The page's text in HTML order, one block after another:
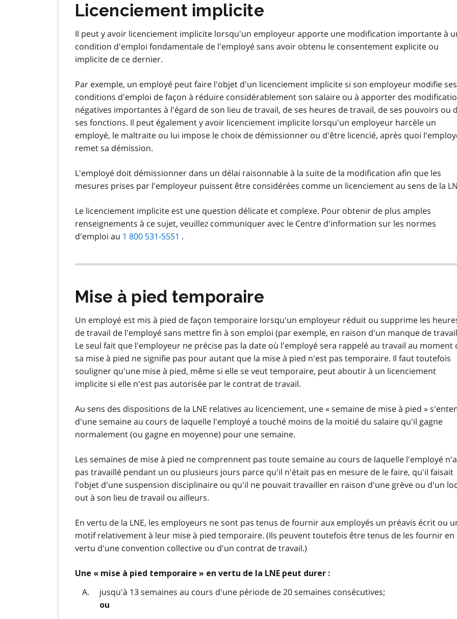
Licenciement implicite
Il peut y avoir licenciement implicite lorsqu'un employeur apporte une modification importante à
condition d'emploi fondamentale de l'employé sans avoir obtenu le consentement explicite ou
implicite de ce dernier.
Par exemple, un employé peut faire l'objet d'un licenciement implicite si son employeur modifie ses
conditions d'emploi de façon à réduire considérablement son salaire ou à apporter des
négatives importantes à l'égard de son lieu de travail, de ses heures de travail, de ses pouvoirs ou
ses fonctions. Il peut également y avoir licenciement implicite lorsqu'un employeur harcèle un
employé, le maltraite ou lui impose le choix de démissionner ou d'être licencié, après quoi
remet sa démission.
L'employé doit démissionner dans un délai raisonnable à la suite de la modification afin que les
mesures prises par l'employeur puissent être considérées comme un licenciement au sens de la
Le licenciement implicite est une question délicate et complexe. Pour obtenir de plus amples
renseignements à ce sujet, veuillez communiquer avec le Centre d'information sur les normes
d'emploi au 1 800 531-5551 .
Mise à pied temporaire
Un employé est mis à pied de façon temporaire lorsqu'un employeur réduit ou supprime les
de travail de l'employé sans mettre fin à son emploi (par exemple, en raison d'un manque de
Le seul fait que l'employeur ne précise pas la date où l'employé sera rappelé au travail au moment
sa mise à pied ne signifie pas pour autant que la mise à pied n'est pas temporaire. Il faut toutefois
souligner qu'une mise à pied, même si elle se veut temporaire, peut aboutir à un licenciement
implicite si elle n'est pas autorisée par le contrat de travail.
Au sens des dispositions de la LNE relatives au licenciement, une « semaine de mise à pied »
d'une semaine au cours de laquelle l'employé a touché moins de la moitié du salaire qu'il gagne
normalement (ou gagne en moyenne) pour une semaine.
Les semaines de mise à pied ne comprennent pas toute semaine au cours de laquelle l'employé n'a
pas travaillé pendant un ou plusieurs jours parce qu'il n'était pas en mesure de le faire, qu'il faisait
l'objet d'une suspension disciplinaire ou qu'il ne pouvait travailler en raison d'une grève ou d'un
out à son lieu de travail ou ailleurs.
En vertu de la LNE, les employeurs ne sont pas tenus de fournir aux employés un préavis écrit ou
motif relativement à leur mise à pied temporaire. (Ils peuvent toutefois être tenus de les fournir en
vertu d'une convention collective ou d'un contrat de travail.)
Une « mise à pied temporaire » en vertu de la LNE peut durer :
jusqu'à 13 semaines au cours d'une période de 20 semaines consécutives;
ou